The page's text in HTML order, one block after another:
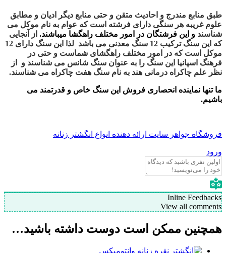
منابع مندرج و احادیث متقن و حتی منابع دیگر ادیان و مطابق
غریبه هر سنگی دارای فرشته است که عوام به نام موکل می
و این فرشتگان در امور مختلف راهگشا میباشند.از آنجایی
که این سنگ ترکیب 12 سنگ معدنی می باشد لذا این سنگ دارای 12
است که در امور مختلف راهگشای شماست و حتی در
اسپانیا این سنگ را به عنوان سنگ شانس می شناسند و از
علم چاکراه درمانی هند به نام سنگ هفت چاکراه می شناسند.
نماینده انحصاری فروش این سنگ خاص و قدرتمند می
جواهر سایت ارائه دهنده انواع انگشتر زنانه
Inline
View all
ممکن است دوست داشته باشید…